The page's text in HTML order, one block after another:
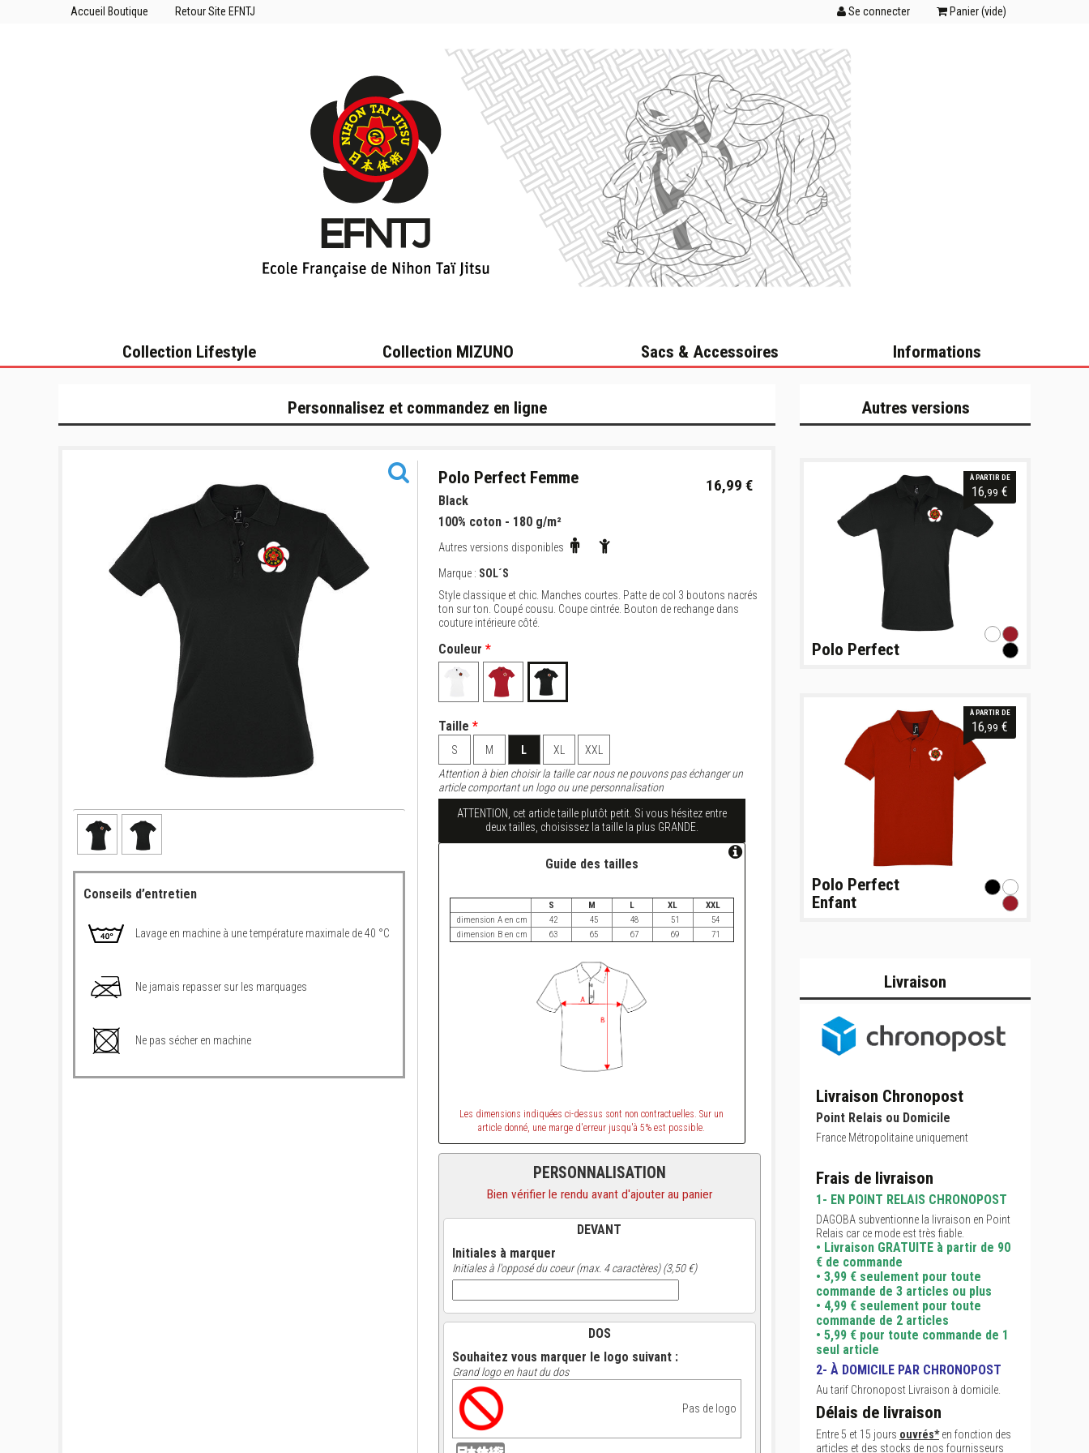
Accueil Boutique Retour Site EFNTJ Se connecter Panier (vide)
Collection Lifestyle Collection MIZUNO Sacs & Accessoires Informations
Personnalisez et commandez en ligne
Conseils d’entretien
Lavage en machine à une température maximale de 40 °C
Ne jamais repasser sur les marquages
Ne pas sécher en machine
Polo Perfect Femme 16,99 €
Black
100% coton - 180 g/m²
Autres versions disponibles
Marque : SOL´S
Style classique et chic. Manches courtes. Patte de col 3 boutons nacrés
ton sur ton. Coupé cousu. Coupe cintrée. Bouton de rechange dans
couture intérieure côté.
Couleur *
Taille *
S M L XL
XXL
Attention à bien choisir la taille car nous ne pouvons pas échanger un
article comportant un logo ou une personnalisation
ATTENTION, cet article taille plutôt petit. Si vous hésitez entre
deux tailles, choisissez la taille la plus GRANDE.
Guide des tailles
S M L XL
XXL
dimension A en cm
42 45 48 51
54
dimension B en cm
63 65 67 69 71
Les dimensions indiquées ci-dessus sont non contractuelles. Sur un
article donné, une marge d'erreur jusqu'à 5% est possible.
PERSONNALISATION
Bien vérifier le rendu avant d'ajouter au panier
DEVANT
Initiales à marquer
Initiales à l'opposé du coeur (max. 4 caractères) (3,50 €)
DOS
Souhaitez vous marquer le logo suivant :
Grand logo en haut du dos
Pas de logo
Autres versions
À PARTIR DE
16 ,99 €
Polo Perfect
À PARTIR DE
16 ,99 €
Polo Perfect
Enfant
Livraison
Livraison Chronopost
Point Relais ou Domicile
France Métropolitaine uniquement
Frais de livraison
1- EN POINT RELAIS CHRONOPOST
DAGOBA subventionne la livraison en Point
Relais car ce mode est très fiable.
• Livraison GRATUITE à partir de 90
€ de commande
• 3,99 € seulement pour toute
commande de 3 articles ou plus
• 4,99 € seulement pour toute
commande de 2 articles
• 5,99 € pour toute commande de 1
seul article
2- À DOMICILE PAR CHRONOPOST
Au tarif Chronopost Livraison à domicile.
Délais de livraison
Entre 5 et 15 jours ouvrés*en fonction des
articles et des stocks de nos fournisseurs